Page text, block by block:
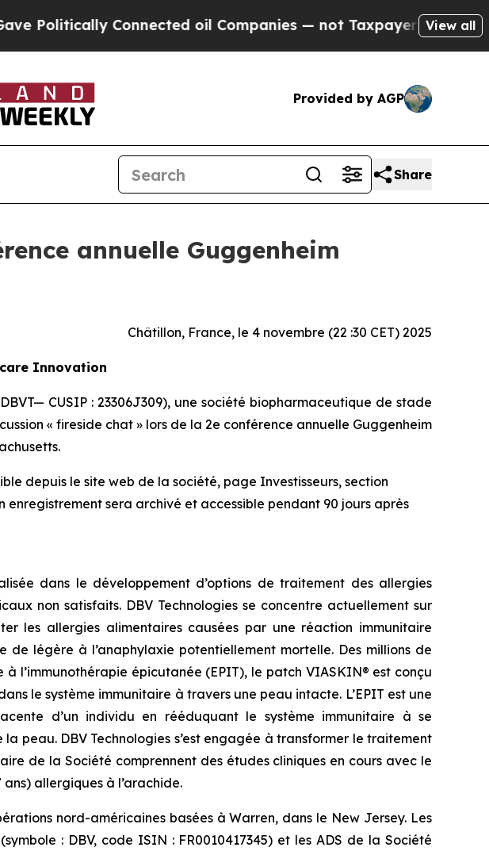
Connected oil Companies — not Taxpayers — the Chance
View all
Provided by AGP
Share
annuelle Guggenheim
Châtillon, France, le 4 novembre (22 :30 CET) 2025
Innovation
CUSIP : 23306J309), une société biopharmaceutique de stade
« fireside chat » lors de la 2e conférence annuelle Guggenheim
depuis le site web de la société, page Investisseurs, section
enregistrement sera archivé et accessible pendant 90 jours après
dans le développement d’options de traitement des allergies
non satisfaits. DBV Technologies se concentre actuellement sur
les allergies alimentaires causées par une réaction immunitaire
légère à l’anaphylaxie potentiellement mortelle. Des millions de
l’immunothérapie épicutanée (EPIT), le patch VIASKIN® est conçu
le système immunitaire à travers une peau intacte. L’EPIT est une
d’un individu en rééduquant le système immunitaire à se
peau. DBV Technologies s’est engagée à transformer le traitement
de la Société comprennent des études cliniques en cours avec le
allergiques à l’arachide.
nord-américaines basées à Warren, dans le New Jersey. Les
: DBV, code ISIN : FR0010417345) et les ADS de la Société